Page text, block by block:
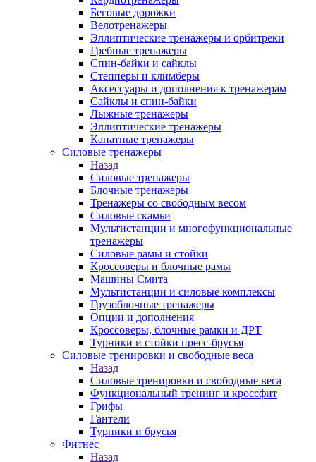
Беговые дорожки
Велотренажеры
Эллиптические тренажеры и орбитреки
Гребные тренажеры
Спин-байки и сайклы
Степперы и климберы
Аксессуары и дополнения к тренажерам
Сайклы и спин-байки
Лыжные тренажеры
Эллиптические тренажеры
Канатные тренажеры
Силовые тренажеры
Назад
Силовые тренажеры
Блочные тренажеры
Тренажеры со свободным весом
Силовые скамьи
Мультистанции и многофункциональные
тренажеры
Силовые рамы и стойки
Кроссоверы и блочные рамы
Машины Смита
Мультистанции и силовые комплексы
Грузоблочные тренажеры
Опции и дополнения
Кроссоверы, блочные рамки и ДРТ
Турники и стойки пресс-брусья
Силовые тренировки и свободные веса
Назад
Силовые тренировки и свободные веса
Функциональный тренинг и кроссфит
Грифы
Гантели
Турники и брусья
Фитнес
Назад